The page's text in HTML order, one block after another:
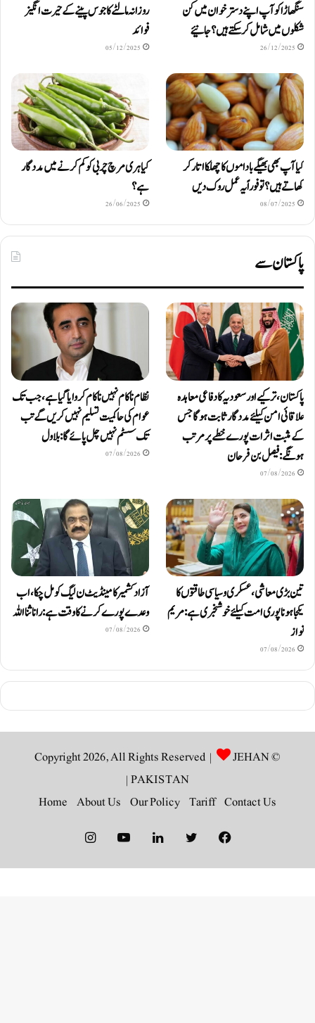
سنگھاڑا کو آپ اپنے دستر خوان میں کن
شکلوں میں شامل کرسکتے ہیں ؟ جانیئے
26/12/2025
روزانہ مالٹے کا جوس پینے کے حیرت انگیز
فوائد
05/12/2025
کیا آپ بھی بھیگے باداموں کا چھلکا اتار کر
کھاتے ہیں؟ تو فوراً یہ عمل روک دیں
08/07/2025
کیا ہری مرچ چربی کو کم کرنے میں مددگار
ہے؟
26/06/2025
پاکستان سے
پاکستان، ترکیے اور سعودیہ کا دفاعی معاہدہ
علاقائی امن کیلئے مددگار ثابت ہوگا جس
کے مثبت اثرات پورے خطے پر مرتب
ہونگے: فیصل بن فرحان
07/08/2026
نظام ناکام نہیں ناکام کروایاگیا ہے، جب تک
عوام کی حاکمیت تسلیم نہیں کریں گے تب
تک سسٹم نہیں چل پائےگا: بلاول
07/08/2026
تین بڑی معاشی، عسکری و سیاسی طاقتوں کا
یکجا ہونا پوری امت کیلئے خوشخبری ہے: مریم
نواز
07/08/2026
آزاد کشمیر کا مینڈیٹ ن لیگ کو مل چکا، اب
وعدے پورے کرنے کا وقت ہے: رانا ثنا اللہ
07/08/2026
© Copyright 2026, All Rights Reserved |
JEHAN
PAKISTAN
|
Contact Us
Tariff
Our Policy
About Us
Home
Facebook
Twitter
LinkedIn
YouTube
Instagram